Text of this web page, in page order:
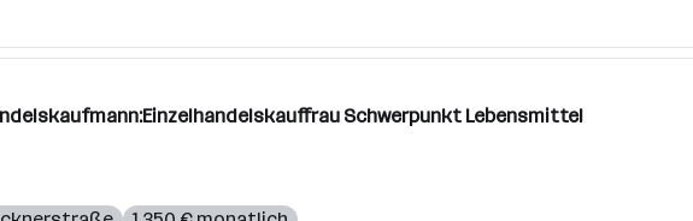
Schwerpunkt Lebensmittel